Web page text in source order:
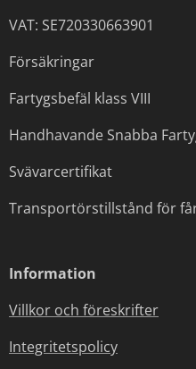
VAT: SE720330663901
Försäkringar
Fartygsbefäl klass VIII
Handhavande Snabba
Svävarcertifikat
Transportörstillstånd för
Information
Villkor och föreskrifter
Integritetspolicy